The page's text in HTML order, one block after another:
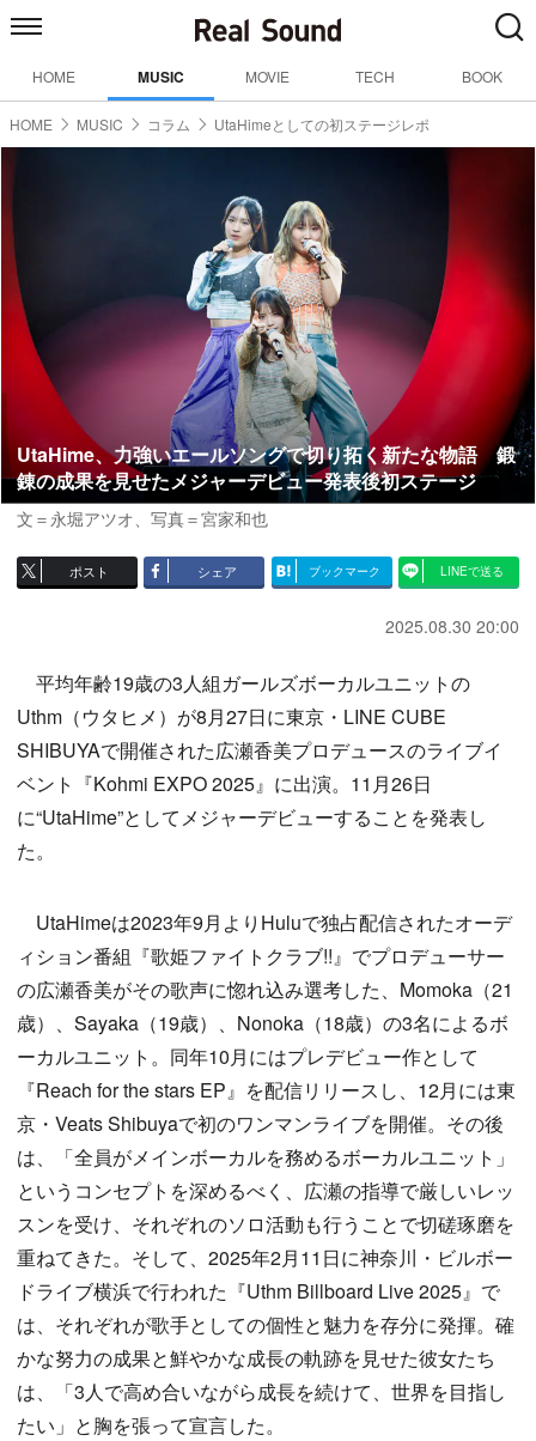
HOME MUSIC MOVIE TECH BOOK
HOME MUSIC コラム UtaHimeとしての初ステージレポ
UtaHime、力強いエールソングで切り拓く新たな物語 鍛
錬の成果を見せたメジャーデビュー発表後初ステージ
文＝永堀アツオ、写真＝宮家和也
ポスト シェア ブックマーク LINEで送る
2025.08.30 20:00
平均年齢19歳の3人組ガールズボーカルユニットの
Uthm（ウタヒメ）が8月27日に東京・LINE CUBE
SHIBUYAで開催された広瀬香美プロデュースのライブイ
ベント『Kohmi EXPO 2025』に出演。11月26日
に“UtaHime”としてメジャーデビューすることを発表し
た。
UtaHimeは2023年9月よりHuluで独占配信されたオーデ
ィション番組『歌姫ファイトクラブ!!』でプロデューサー
の広瀬香美がその歌声に惚れ込み選考した、Momoka（21
歳）、Sayaka（19歳）、Nonoka（18歳）の3名によるボ
ーカルユニット。同年10月にはプレデビュー作として
『Reach for the stars EP』を配信リリースし、12月には東
京・Veats Shibuyaで初のワンマンライブを開催。その後
は、「全員がメインボーカルを務めるボーカルユニット」
というコンセプトを深めるべく、広瀬の指導で厳しいレッ
スンを受け、それぞれのソロ活動も行うことで切磋琢磨を
重ねてきた。そして、2025年2月11日に神奈川・ビルボー
ドライブ横浜で行われた『Uthm Billboard Live 2025』で
は、それぞれが歌手としての個性と魅力を存分に発揮。確
かな努力の成果と鮮やかな成長の軌跡を見せた彼女たち
は、「3人で高め合いながら成長を続けて、世界を目指し
たい」と胸を張って宣言した。